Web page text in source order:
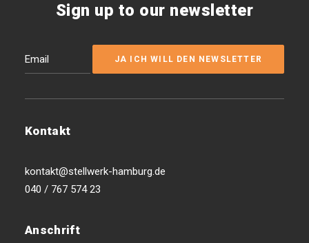
Sign up to our newsletter
Kontakt
kontakt@stellwerk-hamburg.de
040 / 767 574 23
Anschrift